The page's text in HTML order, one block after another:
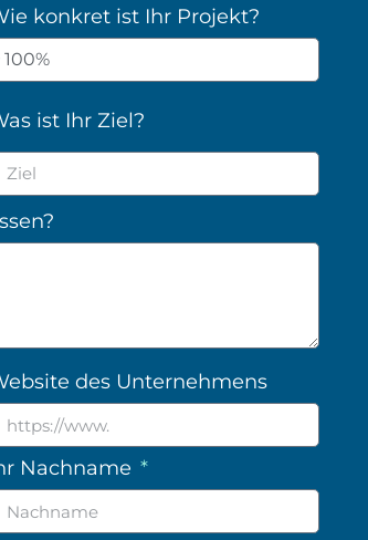
konkret ist Ihr Projekt?
ist Ihr Ziel?
des Unternehmens
Nachname